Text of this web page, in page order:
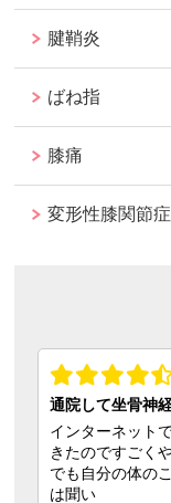
腱鞘炎
ばね指
膝痛
変形性膝関節症